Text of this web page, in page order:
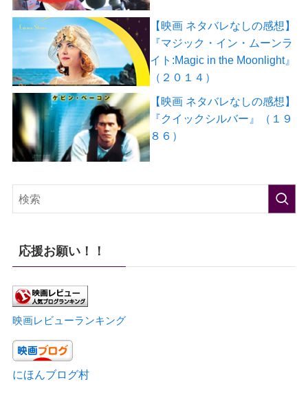
【映画 ネタバレなしの感想】
『マジック・イン・ムーンラ
イト:Magic in the Moonlight』
（２０１４）
【映画 ネタバレなしの感想】
『クイックシルバー』（１９
８６）
応援お願い！！
映画レビューランキング
にほんブログ村